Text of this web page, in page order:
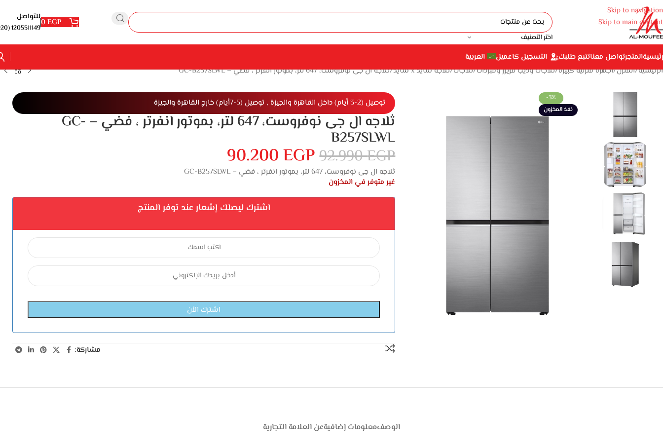
Skip to navigation
Skip to main content
اختر التصنيف
0EGP للتواصل
1205511149 (20+)
المتجرتواصل معناتتبع طلبك التسجيل كاعميل
العربية
الرئيسية المنزل أجهزة منزلية كبيرة ثلاجات وديب فريزر ومبردات ثلاجات ثلاجة سايد x سايد ثلاجه ال جى نوفروست، 647 لتر، بموتور انفرتر ، فضي – GC-B257SLWL
-3%
نفذ المخزون
توصيل (2-3 أيام) داخل القاهرة والجيزة , توصيل (5-7أيام) خارج القاهرة والجيزة
ثلاجه ال جى نوفروست، 647 لتر، بموتور انفرتر ، فضي – GC-
B257SLWL
92.990EGP
90.200EGP
ثلاجه ال جى نوفروست، 647 لتر، بموتور انفرتر ، فضي – GC-B257SLWL
غير متوفر في المخزون
اشترك ليصلك إشعار عند توفر المنتج
مشاركة:
الوصفمعلومات إضافيةعن العلامة التجارية